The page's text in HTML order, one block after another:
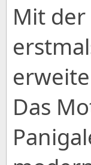
Mit der
Das